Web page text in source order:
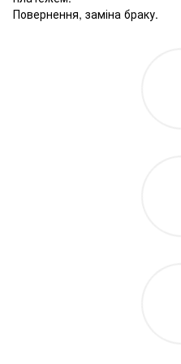
Повернення, заміна браку.